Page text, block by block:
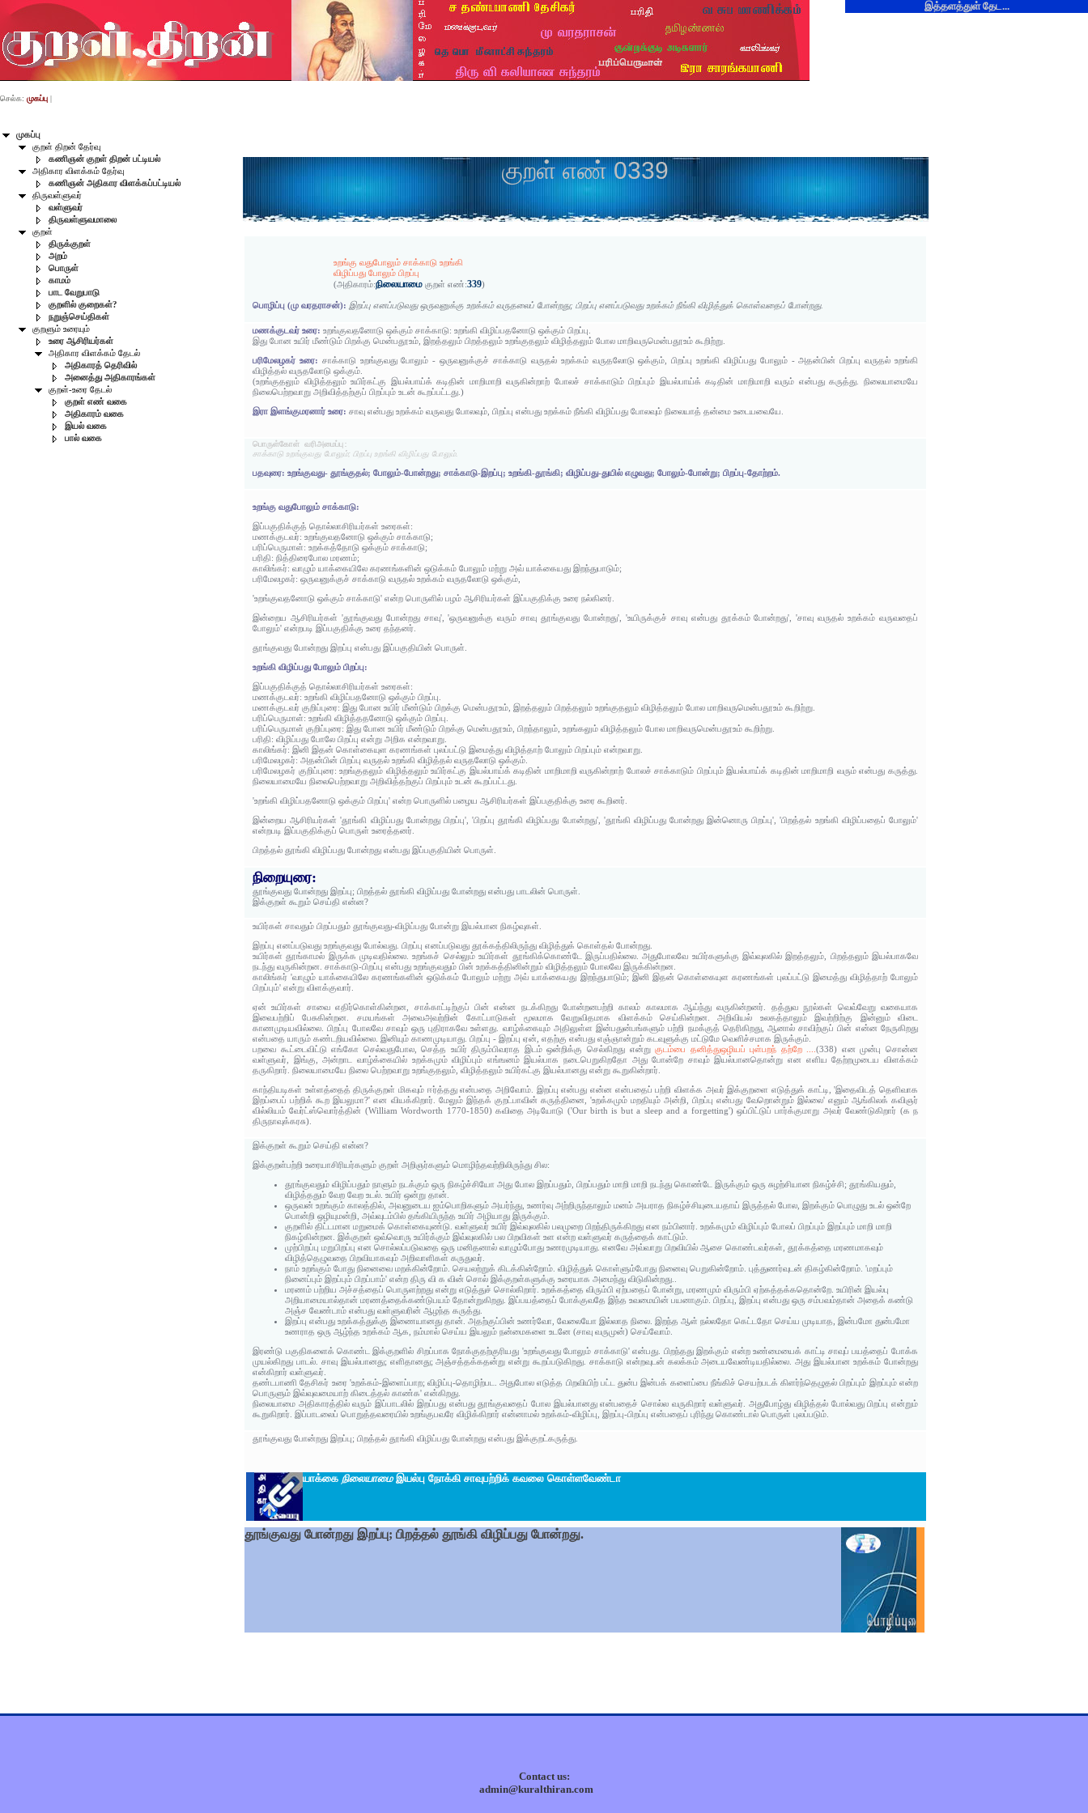
இத்தளத்துள் தேட...
முகப்பு
குறள் திறன் தேர்வு
கணிஞன் குறள் திறன் பட்டியல்
அதிகார விளக்கம் தேர்வு
கணிஞன் அதிகார விளக்கப்பட்டியல்
திருவள்ளுவர்
வள்ளுவர்
திருவள்ளுவமாலை
குறள்
திருக்குறள்
அறம்
பொருள்
காமம்
பாட வேறுபாடு
குறளில் குறைகள்?
நறுஞ்செய்திகள்
குறளும் உரையும்
உரை ஆசிரியர்கள்
அதிகார விளக்கம் தேடல்
அதிகாரத் தெரிவில்
அனைத்து அதிகாரங்கள்
குறள்-உரை தேடல்
குறள் எண் வகை
அதிகாரம் வகை
இயல் வகை
பால் வகை
செல்க: முகப்பு |
குறள் எண் 0339
உறங்கு வதுபோலும் சாக்காடு உறங்கி
விழிப்பது போலும் பிறப்பு
(அதிகாரம்:நிலையாமை குறள் எண்:339)
பொழிப்பு (மு வரதராசன்): இறப்பு எனப்படுவது ஒருவனுக்கு உறக்கம் வருதலைப் போன்றது; பிறப்பு எனப்படுவது உறக்கம் நீங்கி விழித்துக் கொள்வதைப் போன்றது.
மணக்குடவர் உரை:உறங்குவதனோடு ஒக்கும் சாக்காடு: உறங்கி விழிப்பதனோடு ஒக்கும் பிறப்பு.
இது போன உயிர் மீண்டும் பிறக்கு மென்பதூஉம், இறத்தலும் பிறத்தலும் உறங்குதலும் விழித்தலும் போல மாறிவருமென்பதூஉம் கூறிற்று.
பரிமேலழகர் உரை: சாக்காடு உறங்குவது போலும் - ஒருவனுக்குச் சாக்காடு வருதல் உறக்கம் வருதலோடு ஒக்கும், பிறப்பு உறங்கி விழிப்பது போலும் - அதன்பின் பிறப்பு வருதல் உறங்கி
விழித்தல் வருதலோடு ஒக்கும்.
(உறங்குதலும் விழித்தலும் உயிர்கட்கு இயல்பாய்க் கடிதின் மாறிமாறி வருகின்றாற் போலச் சாக்காடும் பிறப்பும் இயல்பாய்க் கடிதின் மாறிமாறி வரும் என்பது கருத்து. நிலையாமையே
நிலைபெற்றவாறு அறிவித்தற்குப் பிறப்பும் உடன் கூறப்பட்டது.)
இரா இளங்குமரனார் உரை:சாவு என்பது உறக்கம் வருவது போலவும், பிறப்பு என்பது உறக்கம் நீங்கி விழிப்பது போலவும் நிலையாத் தன்மை உடையவையே.
பொருள்கோள் வரிஅமைப்பு:
சாக்காடு உறங்குவது போலும்; பிறப்பு உறங்கி விழிப்பது போலும்.
பதவுரை: உறங்குவது- தூங்குதல்; போலும்-போன்றது; சாக்காடு-இறப்பு; உறங்கி-தூங்கி; விழிப்பது-துயில் எழுவது; போலும்-போன்று; பிறப்பு-தோற்றம்.
உறங்கு வதுபோலும் சாக்காடு:
இப்பகுதிக்குத் தொல்லாசிரியர்கள் உரைகள்:
மணக்குடவர்: உறங்குவதனோடு ஒக்கும் சாக்காடு;
பரிப்பெருமாள்: உறக்கத்தோடு ஒக்கும் சாக்காடு;
பரிதி: நித்திரைபோல மரணம்;
காலிங்கர்: வாழும் யாக்கையிலே கரணங்களின் ஒடுக்கம் போலும் மற்று அவ் யாக்கையது இறந்துபாடும்;
பரிமேலழகர்: ஒருவனுக்குச் சாக்காடு வருதல் உறக்கம் வருதலோடு ஒக்கும்,
'உறங்குவதனோடு ஒக்கும் சாக்காடு' என்ற பொருளில் பழம் ஆசிரியர்கள் இப்பகுதிக்கு உரை நல்கினர்.
இன்றைய ஆசிரியர்கள் 'தூங்குவது போன்றது சாவு', 'ஒருவனுக்கு வரும் சாவு தூங்குவது போன்றது', 'உயிருக்குச் சாவு என்பது தூக்கம் போன்றது', 'சாவு வருதல் உறக்கம் வருவதைப்
போலும்' என்றபடி இப்பகுதிக்கு உரை தந்தனர்.
தூங்குவது போன்றது இறப்பு என்பது இப்பகுதியின் பொருள்.
உறங்கி விழிப்பது போலும் பிறப்பு:
இப்பகுதிக்குத் தொல்லாசிரியர்கள் உரைகள்:
மணக்குடவர்: உறங்கி விழிப்பதனோடு ஒக்கும் பிறப்பு.
மணக்குடவர் குறிப்புரை: இது போன உயிர் மீண்டும் பிறக்கு மென்பதூஉம், இறத்தலும் பிறத்தலும் உறங்குதலும் விழித்தலும் போல மாறிவருமென்பதூஉம் கூறிற்று.
பரிப்பெருமாள்: உறங்கி விழித்ததனோடு ஒக்கும் பிறப்பு.
பரிப்பெருமாள் குறிப்புரை: இது போன உயிர் மீண்டும் பிறக்கு மென்பதூஉம், பிறந்தாலும், உறங்கலும் விழித்தலும் போல மாறிவருமென்பதூஉம் கூறிற்று.
பரிதி: விழிப்பது போலே பிறப்பு என்று அறிக என்றவாறு.
காலிங்கர்: இனி இதன் கொள்கையுள கரணங்கள் புலப்பட்டு இமைத்து விழித்தாற் போலும் பிறப்பும் என்றவாறு.
பரிமேலழகர்: அதன்பின் பிறப்பு வருதல் உறங்கி விழித்தல் வருதலோடு ஒக்கும்.
பரிமேலழகர் குறிப்புரை: உறங்குதலும் விழித்தலும் உயிர்கட்கு இயல்பாய்க் கடிதின் மாறிமாறி வருகின்றாற் போலச் சாக்காடும் பிறப்பும் இயல்பாய்க் கடிதின் மாறிமாறி வரும் என்பது கருத்து.
நிலையாமையே நிலைபெற்றவாறு அறிவித்தற்குப் பிறப்பும் உடன் கூறப்பட்டது.
'உறங்கி விழிப்பதனோடு ஒக்கும் பிறப்பு' என்ற பொருளில் பழைய ஆசிரியர்கள் இப்பகுதிக்கு உரை கூறினர்.
இன்றைய ஆசிரியர்கள் 'தூங்கி விழிப்பது போன்றது பிறப்பு', 'பிறப்பு தூங்கி விழிப்பது போன்றது', 'தூங்கி விழிப்பது போன்றது இன்னொரு பிறப்பு', 'பிறத்தல் உறங்கி விழிப்பதைப் போலும்'
என்றபடி இப்பகுதிக்குப் பொருள் உரைத்தனர்.
பிறத்தல் தூங்கி விழிப்பது போன்றது என்பது இப்பகுதியின் பொருள்.
நிறையுரை:
தூங்குவது போன்றது இறப்பு; பிறத்தல் தூங்கி விழிப்பது போன்றது என்பது பாடலின் பொருள்.
இக்குறள் கூறும் செய்தி என்ன?
உயிர்கள் சாவதும் பிறப்பதும் தூங்குவது-விழிப்பது போன்று இயல்பான நிகழ்வுகள்.
இறப்பு எனப்படுவது உறங்குவது போல்வது. பிறப்பு எனப்படுவது தூக்கத்திலிருந்து விழித்துக் கொள்தல் போன்றது.
உயிர்கள் தூங்காமல் இருக்க முடிவதில்லை. உறங்கச் செல்லும் உயிர்கள் தூங்கிக்கொண்டே இருப்பதில்லை. அதுபோலவே உயிர்களுக்கு இவ்வுலகில் இறத்தலும், பிறத்தலும் இயல்பாகவே
நடந்து வருகின்றன. சாக்காடு-பிறப்பு என்பது உறங்குவதும் பின் உறக்கத்தினின்றும் விழித்தலும் போலவே இருக்கின்றன.
காலிங்கர் 'வாழும் யாக்கையிலே கரணங்களின் ஒடுக்கம் போலும் மற்று அவ் யாக்கையது இறந்துபாடும்; இனி இதன் கொள்கையுள கரணங்கள் புலப்பட்டு இமைத்து விழித்தாற் போலும்
பிறப்பும்' என்று விளக்குவார்.
ஏன் உயிர்கள் சாவை எதிர்கொள்கின்றன, சாக்காட்டிற்குப் பின் என்ன நடக்கிறது போன்றனபற்றி காலம் காலமாக ஆய்ந்து வருகின்றனர். தத்துவ நூல்கள் வெவ்வேறு வகையாக
இவைபற்றிப் பேசுகின்றன. சமயங்கள் அவைஅவற்றின் கோட்பாடுகள் மூலமாக வேறுவிதமாக விளக்கம் செய்கின்றன. அறிவியல் உலகத்தாலும் இவற்றிற்கு இன்னும் விடை
காணமுடியவில்லை. பிறப்பு போலவே சாவும் ஒரு புதிராகவே உள்ளது. வாழ்க்கையும் அதிலுள்ள இன்பதுன்பங்களும் பற்றி நமக்குத் தெரிகிறது, ஆனால் சாவிற்குப் பின் என்ன நேருகிறது
என்பதை யாரும் கண்டறியவில்லை. இனியும் காணமுடியாது. பிறப்பு - இறப்பு ஏன், எதற்கு என்பது எஞ்ஞான்றும் கடவுளுக்கு மட்டுமே வெளிச்சமாக இருக்கும்.
பறவை கூட்டைவிட்டு எங்கோ செல்வதுபோல, செத்த உயிர் திரும்பிவராத இடம் ஒன்றிக்கு செல்கிறது என்றுகுடம்பை தனித்துஒழியப் புள்பறந் தற்றே ....(338) என முன்பு சொன்ன
வள்ளுவர், இங்கு, அன்றாட வாழ்க்கையில் உறக்கமும் விழிப்பும் எங்ஙனம் இயல்பாக நடைபெறுகிறதோ அது போன்றே சாவும் இயல்பானதொன்று என எளிய தேற்றமுடைய விளக்கம்
தருகிறார். நிலையாமையே நிலை பெற்றவாறு உறங்குதலும், விழித்தலும் உயிர்கட்கு இயல்பானது என்று கூறுகின்றார்.
காந்தியடிகள் உள்ளத்தைத் திருக்குறள் மிகவும் ஈர்த்தது என்பதை அறிவோம். இறப்பு என்பது என்ன என்பதைப் பற்றி விளக்க அவர் இக்குறளை எடுத்துக் காட்டி, 'இதைவிடத் தெளிவாக
இறப்பைப் பற்றிக் கூற இயலுமா?' என வியக்கிறார். மேலும் இந்தக் குறட்பாவின் கருத்தினை, 'உறக்கமும் மறதியும் அன்றி, பிறப்பு என்பது வேறொன்றும் இல்லை' எனும் ஆங்கிலக் கவிஞர்
வில்லியம் வேர்ட்ஸ்வொர்த்தின் (William Wordworth 1770-1850) கவிதை அடியோடு ('Our birth is but a sleep and a forgetting') ஒப்பிட்டுப் பார்க்குமாறு அவர் வேண்டுகிறார் (க ந
திருநாவுக்கரசு).
இக்குறள் கூறும் செய்தி என்ன?
இக்குறள்பற்றி உரையாசிரியர்களும் குறள் அறிஞர்களும் மொழிந்தவற்றிலிருந்து சில:
தூங்குவதும் விழிப்பதும் நாளும் நடக்கும் ஒரு நிகழ்ச்சியோ அது போல இறப்பதும், பிறப்பதும் மாறி மாறி நடந்து கொண்டே இருக்கும் ஒரு சுழற்சியான நிகழ்ச்சி; தூங்கியதும்,
விழித்ததும் வேற வேற உடல். உயிர் ஒன்று தான்.
ஒருவன் உறங்கும் காலத்தில், அவனுடைய ஐம்பொறிகளும் அயர்ந்து, உணர்வு அற்றிருந்தாலும் மனம் அயராத நிகழ்ச்சியுடையதாய் இருத்தல் போல, இறக்கும் பொழுது உடல் ஒன்றே
பொன்றி ஒழியுமன்றி, அவ்வுடம்பில் தங்கியிருந்த உயிர் அழியாது இருக்கும்.
குறளில் திட்டமான மறுமைக் கொள்கையுண்டு. வள்ளுவர் உயிர் இவ்வுலகில் பலமுறை பிறந்திருக்கிறது என நம்பினார். உறக்கமும் விழிப்பும் போலப் பிறப்பும் இறப்பும் மாறி மாறி
நிகழ்கின்றன. இக்குறள் ஒவ்வொரு உயிர்க்கும் இவ்வுலகில் பல பிறவிகள் உள என்ற வள்ளுவர் கருத்தைக் காட்டும்.
முற்பிறப்பு மறுபிறப்பு என சொல்லப்படுவதை ஒரு மனிதனால் வாழும்போது உணரமுடியாது. எனவே அவ்வாறு பிறவியில் ஆசை கொண்டவர்கள், தூக்கத்தை மரணமாகவும்
விழித்தெழுவதை பிறவியாகவும் அறிவாளிகள் கருதுவர்.
நாம் உறங்கும் போது நினைவை மறக்கின்றோம். செயலற்றுக் கிடக்கின்றோம். விழித்துக் கொள்ளும்போது நினைவு பெறுகின்றோம். புத்துணர்வுடன் திகழ்கின்றோம். 'மறப்பும்
நினைப்பும் இறப்பும் பிறப்பாம்' என்ற திரு வி க வின் சொல் இக்குறள்களுக்கு உரையாக அமைந்து விடுகின்றது..
மரணம் பற்றிய அச்சத்தைப் பொருளற்றது என்று எடுத்துச் சொல்கிறார். உறக்கத்தை விரும்பி ஏற்பதைப் போன்று, மரணமும் விரும்பி ஏற்கத்தக்கதொன்றே. உயிரின் இயல்பு
அறியாமையால்தான் மரணத்தைக்கண்டுபயம் தோன்றுகிறது. இப்பயத்தைப் போக்குவதே இந்த உவமையின் பயனாகும். பிறப்பு, இறப்பு என்பது ஒரு சம்பவம்தான் அதைக் கண்டு
அஞ்ச வேண்டாம் என்பது வள்ளுவரின் ஆழந்த கருத்து.
இறப்பு என்பது உறக்கத்துக்கு இணையானது தான். அதற்குப்பின் உணர்வோ, வேலையோ இல்லாத நிலை. இறந்த ஆள் நல்லதோ கெட்டதோ செய்ய முடியாத, இன்பமோ துன்பமோ
உணராத ஒரு ஆழ்ந்த உறக்கம் ஆக, நம்மால் செய்ய இயலும் நன்மைகளை உடனே (சாவு வருமுன்) செய்வோம்.
இரண்டு பகுதிகளைக் கொண்ட இக்குறளில் சிறப்பாக நோக்குதற்குரியது 'உறங்குவது போலும் சாக்காடு' என்பது. பிறந்தது இறக்கும் என்ற உண்மையைக் காட்டி சாவுப் பயத்தைப் போக்க
முயல்கிறது பாடல். சாவு இயல்பானது; எளிதானது; அஞ்சத்தக்கதன்று என்று கூறப்படுகிறது. சாக்காடு என்றவுடன் கலக்கம் அடையவேண்டியதில்லை. அது இயல்பான உறக்கம் போன்றது
என்கிறார் வள்ளுவர்.
தண்டபாணி தேசிகர் உரை 'உறக்கம்-இளைப்பாற; விழிப்பு-தொழிற்பட. அதுபோல எடுத்த பிறவியிற் பட்ட துன்ப இன்பக் களைப்பை நீங்கிச் செயற்படக் கிளர்ந்தெழுதல் பிறப்பும் இறப்பும் என்ற
பொருளும் இவ்வுவமையாற் கிடைத்தல் காண்க' என்கிறது.
நிலையாமை அதிகாரத்தில் வரும் இப்பாடலில் இறப்பது என்பது தூங்குவதைப் போல இயல்பானது என்பதைச் சொல்ல வருகிறார் வள்ளுவர். அதுபோழ்து விழித்தல் போல்வது பிறப்பு என்றும்
கூறுகிறார். இப்பாடலைப் பொறுத்தவரையில் உறங்குபவரே விழிக்கிறார் என்னாமல் உறக்கம்-விழிப்பு, இறப்பு-பிறப்பு என்பதைப் புரிந்து கொண்டால் பொருள் புலப்படும்.
தூங்குவது போன்றது இறப்பு; பிறத்தல் தூங்கி விழிப்பது போன்றது என்பது இக்குறட்கருத்து.
யாக்கை நிலையாமைஇயல்பு நோக்கி சாவுபற்றிக் கவலை கொள்ளவேண்டா
தூங்குவது போன்றது இறப்பு; பிறத்தல் தூங்கி விழிப்பது போன்றது.
Contact us:
admin@kuralthiran.com